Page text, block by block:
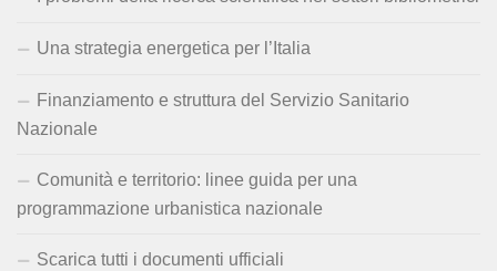
Una strategia energetica per l’Italia
Finanziamento e struttura del Servizio Sanitario
Nazionale
Comunità e territorio: linee guida per una
programmazione urbanistica nazionale
Scarica tutti i documenti ufficiali